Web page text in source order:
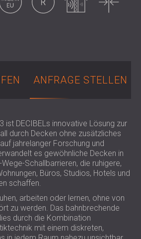
UND AKUSTIK FÜR
UND
FÜR
UND AKUSTIK FÜR
UND
FÜR DEN
UND
FÜR
ANFRAGE STELLEN
ist DECIBELs innovative Lösung zur
durch Decken ohne zusätzliches
jahrelanger Forschung und
es gewöhnliche Decken in
Schallbarrieren, die ruhigere,
Büros, Studios, Hotels und
schaffen.
arbeiten oder lernen, ohne von
zu werden. Das bahnbrechende
durch die Kombination
mit einem diskreten,